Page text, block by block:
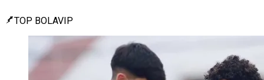
TOP BOLAVIP